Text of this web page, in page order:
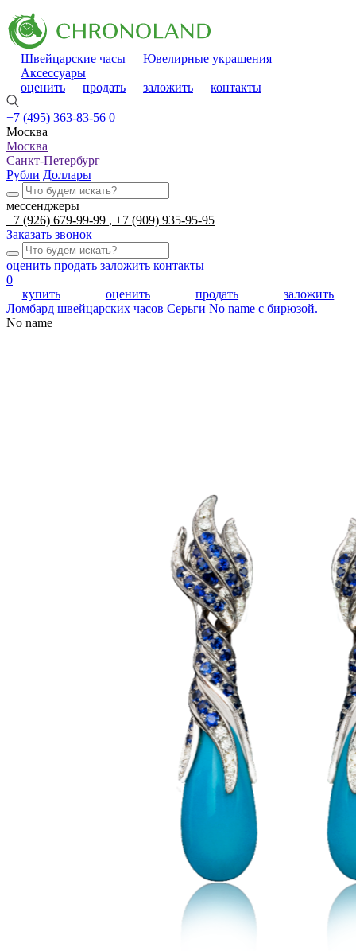
Швейцарские часы
Ювелирные украшения
Аксессуары
оценить
продать заложить контакты
+7 (495) 363-83-56 0
Москва
Москва
Санкт-Петербург
Рубли Доллары
мессенджеры
+7 (926) 679-99-99
+7 (909) 935-95-95
Заказать звонок
оценить продать заложить контакты
0
купить
оценить продать
заложить
Ломбард швейцарских часов Серьги No name с бирюзой.
No name